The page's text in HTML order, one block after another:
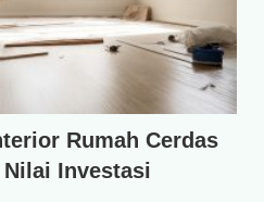
Rumah Cerdas
Investasi